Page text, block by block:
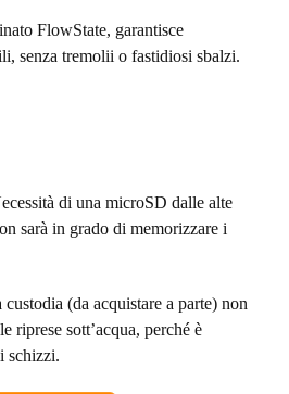
FlowState, garantisce
senza tremolii o fastidiosi sbalzi.
di una microSD dalle alte
sarà in grado di memorizzare i
custodia (da acquistare a parte) non
riprese sott’acqua, perché è
schizzi.